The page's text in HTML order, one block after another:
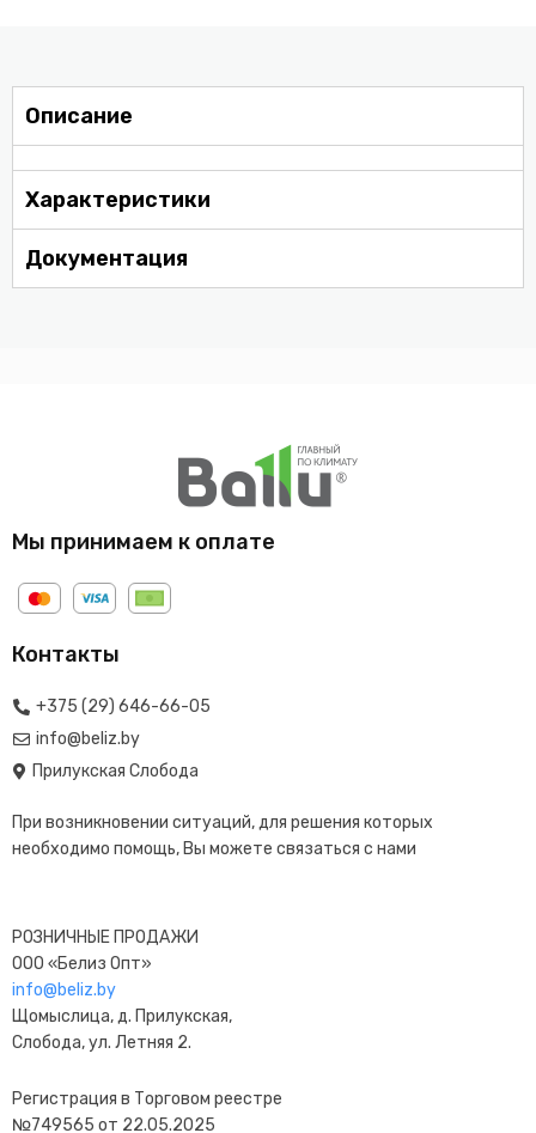
Описание
Характеристики
Документация
Мы принимаем к оплате
Контакты
+375 (29) 646-66-05
info@beliz.by
Прилукская Слобода
При возникновении ситуаций, для решения которых
необходимо помощь, Вы можете связаться с нами
РОЗНИЧНЫЕ ПРОДАЖИ
ООО «Белиз Опт»
info@beliz.by
Щомыслица, д. Прилукская,
Слобода, ул. Летняя 2.
Регистрация в Торговом реестре
№749565 от 22.05.2025